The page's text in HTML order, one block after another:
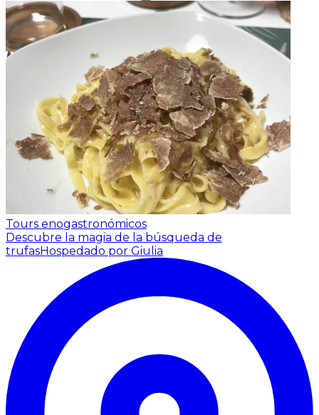
Tours enogastronómicos
Descubre la magia de la búsqueda de
trufasHospedado por Giulia